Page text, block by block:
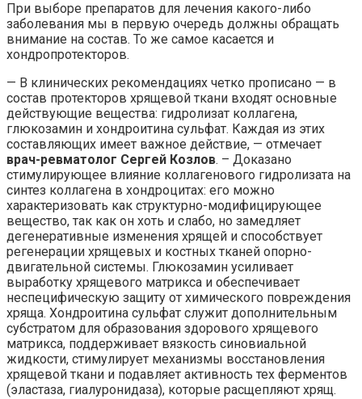
При выборе препаратов для лечения какого-либо
заболевания мы в первую очередь должны обращать
внимание на состав. То же самое касается и
хондропротекторов.
— В клинических рекомендациях четко прописано — в
состав протекторов хрящевой ткани входят основные
действующие вещества: гидролизат коллагена,
глюкозамин и хондроитина сульфат. Каждая из этих
составляющих имеет важное действие, — отмечает
врач-ревматолог Сергей Козлов. – Доказано
стимулирующее влияние коллагенового гидролизата на
синтез коллагена в хондроцитах: его можно
характеризовать как структурно-модифицирующее
вещество, так как он хоть и слабо, но замедляет
дегенеративные изменения хрящей и способствует
регенерации хрящевых и костных тканей опорно-
двигательной системы. Глюкозамин усиливает
выработку хрящевого матрикса и обеспечивает
неспецифическую защиту от химического повреждения
хряща. Хондроитина сульфат служит дополнительным
субстратом для образования здорового хрящевого
матрикса, поддерживает вязкость синовиальной
жидкости, стимулирует механизмы восстановления
хрящевой ткани и подавляет активность тех ферментов
(эластаза, гиалуронидаза), которые расщепляют хрящ.